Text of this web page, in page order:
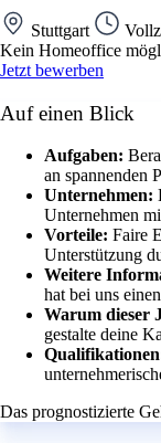
Stuttgart
Kein Homeoffice
Jetzt bewerben
Auf einen Blick
Aufgaben:
an spannenden
Unternehmen:
Unternehmen
Vorteile: Faire
Unterstützung
Weitere
hat bei uns
Warum dieser
gestalte deine
Das prognostizierte